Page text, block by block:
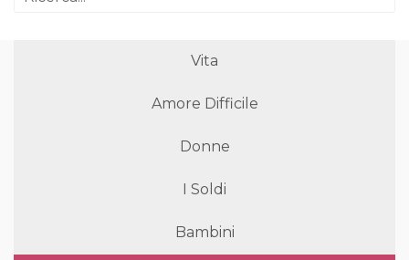
Vita
Amore Difficile
Donne
I Soldi
Bambini